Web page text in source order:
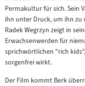
Permakultur für sich. Sein
ihn unter Druck, um ihn zu
Radek Wegrzyn zeigt in
Erwachsenwerden für
sprichwörtlichen "rich
sorgenfrei wirkt.
Der Film kommt Berk